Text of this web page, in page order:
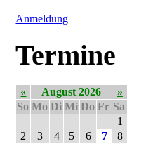
Anmeldung
Termine
« August 2026
»
So Mo Di Mi Do Fr Sa
1
2
3 4 5 6 7
8